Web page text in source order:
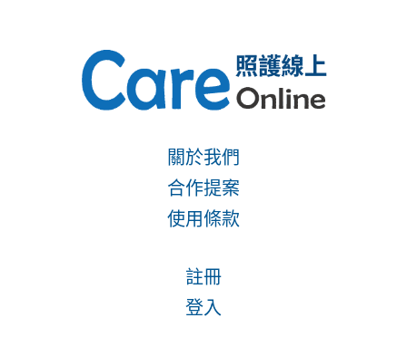
關於我們
合作提案
使用條款
註冊
登入